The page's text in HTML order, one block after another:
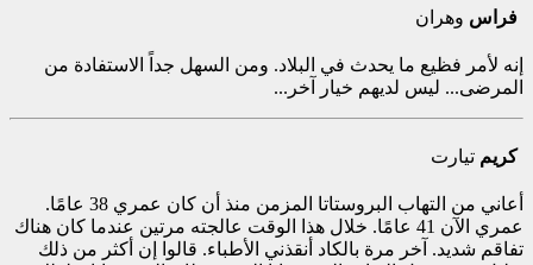
فراس وهران
إنه لأمر فظيع ما يحدث في البلاد. ومن السهل جداً الاستفادة من
المرضى... ليس لديهم خيار آخر...
كريم تيارت
أعاني من التهاب البروستاتا المزمن منذ أن كان عمري 38 عامًا.
عمري الآن 41 عامًا. خلال هذا الوقت عالجته مرتين عندما كان هناك
تفاقم شديد. آخر مرة بالكاد أنقذني الأطباء. قالوا إن أكثر من ذلك